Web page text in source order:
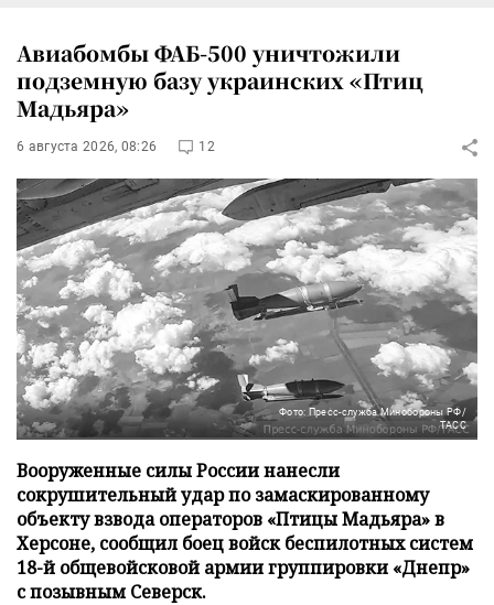
Авиабомбы ФАБ-500 уничтожили
подземную базу украинских «Птиц
Мадьяра»
6 августа 2026, 08:26 12
Фото: Пресс-служба Минобороны РФ/
ТАСС
Вооруженные силы России нанесли
сокрушительный удар по замаскированному
объекту взвода операторов «Птицы Мадьяра» в
Херсоне, сообщил боец войск беспилотных систем
18-й общевойсковой армии группировки «Днепр»
с позывным Северск.